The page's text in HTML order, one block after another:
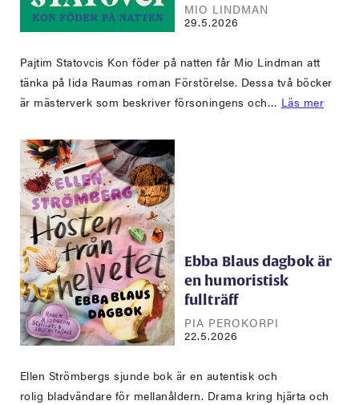
MIO LINDMAN
29.5.2026
Pajtim Statovcis Kon föder på natten får Mio Lindman att
tänka på Iida Raumas roman Förstörelse. Dessa två böcker
är mästerverk som beskriver försoningens och… Läs mer
Ebba Blaus dagbok är
en humoristisk
fullträff
PIA PEROKORPI
22.5.2026
Ellen Strömbergs sjunde bok är en autentisk och
rolig bladvändare för mellanåldern. Drama kring hjärta och